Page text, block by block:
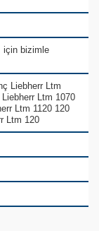
için bizimle
Liebherr Ltm
Ltm 1070
Ltm 1120 120
Ltm 120